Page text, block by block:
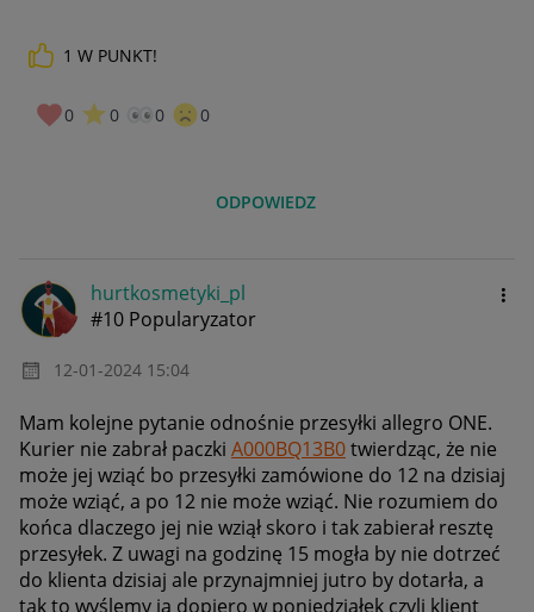
1 W PUNKT!
0 0 0 0
ODPOWIEDZ
hurtkosmetyki_pl
#10 Popularyzator
‎12-01-2024 15:04
Mam kolejne pytanie odnośnie przesyłki allegro ONE.
Kurier nie zabrał paczki A000BQ13B0twierdząc, że nie
może jej wziąć bo przesyłki zamówione do 12 na dzisiaj
może wziąć, a po 12 nie może wziąć. Nie rozumiem do
końca dlaczego jej nie wziął skoro i tak zabierał resztę
przesyłek. Z uwagi na godzinę 15 mogła by nie dotrzeć
do klienta dzisiaj ale przynajmniej jutro by dotarła, a
tak to wyślemy ją dopiero w poniedziałek czyli klient